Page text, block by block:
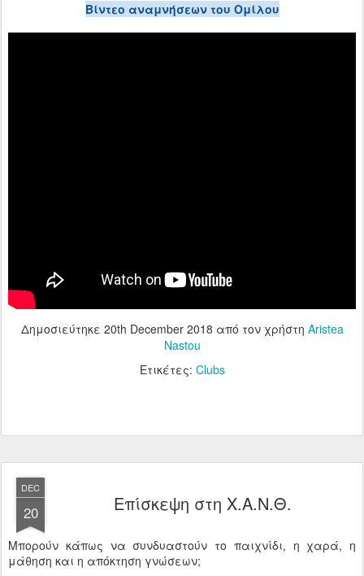
Βίντεο αναμνήσεων του Ομίλου
Δημοσιεύτηκε 20th December 2018 από τον χρήστη Aristea
Nastou
Ετικέτες: Clubs
DEC
20 Επίσκεψη στη Χ.Α.Ν.Θ.
Μπορούν κάπως να συνδυαστούν το παιχνίδι, η χαρά, η
μάθηση και η απόκτηση γνώσεων;